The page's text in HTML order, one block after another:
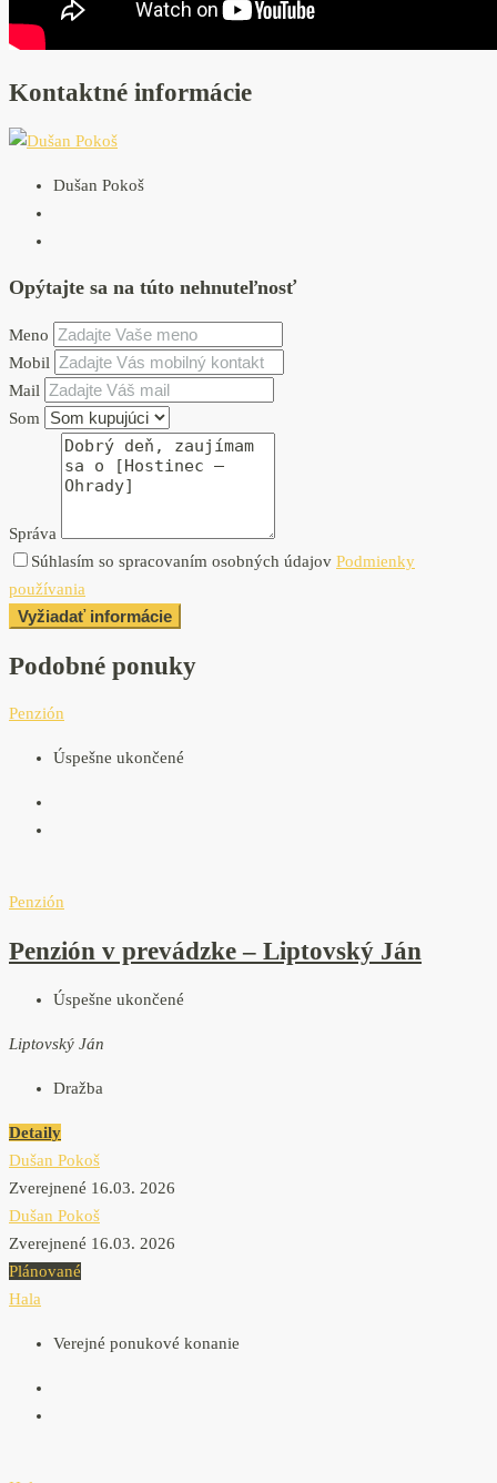
Kontaktné informácie
Dušan Pokoš
Opýtajte sa na túto nehnuteľnosť
Meno
Mobil
Mail
Som
Správa
Súhlasím so spracovaním osobných údajov Podmienky
používania
Vyžiadať informácie
Podobné ponuky
Penzión
Úspešne ukončené
Penzión
Penzión v prevádzke – Liptovský Ján
Úspešne ukončené
Liptovský Ján
Dražba
Detaily
Dušan Pokoš
Zverejnené 16.03. 2026
Dušan Pokoš
Zverejnené 16.03. 2026
Plánované
Hala
Verejné ponukové konanie